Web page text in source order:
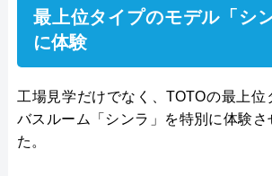
最上位タイプのモデル「シ
に体験
工場見学だけでなく、TOTOの最上位
バスルーム「シンラ」を特別に体験さ
た。